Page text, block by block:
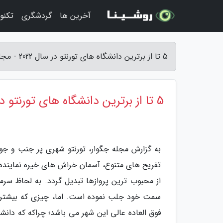
5 تا از برترین دانشگاه های تورنتو در سال 2022 - مجله جگوار
5 تا از برترین دانشگاه های تورنتو در سال 2022
به گزارش مجله جگوار، تورنتو شهری پر جنب و
تفریح های متنوع، آسمان خراش های خیره
از محبوب ترین پروازها تبدیل گردد. به لحاظ
سمت خود جلب نموده است. اما، چیزی که بیشتر
فوق العاده عالی این شهر می باشد؛ چراکه که
آخرین ها گردشگری